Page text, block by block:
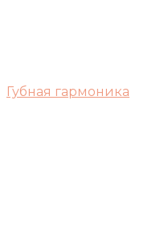
Губная гармоника